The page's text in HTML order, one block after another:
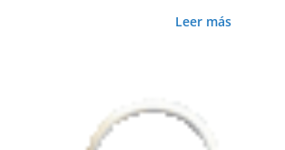
Leer más